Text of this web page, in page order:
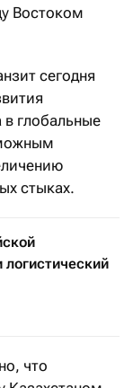
Востоком
сегодня
глобальные
стыках.
что